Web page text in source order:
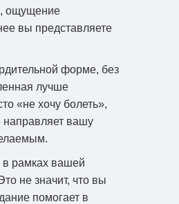
ощущение
вы представляете
форме, без
лучше
«не хочу болеть»,
направляет вашу
рамках вашей
не значит, что вы
помогает в